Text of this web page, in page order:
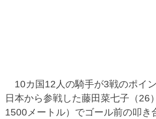
10カ国12人の騎手が3戦のポイン
日本から参戦した藤田菜七子（26
1500メートル）でゴール前の叩き